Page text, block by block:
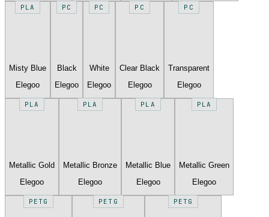
PLA
Misty Blue
Elegoo
PC
Black
Elegoo
PC
White
Elegoo
PC
Clear Black
Elegoo
PC
Transparent
Elegoo
PLA
Metallic Gold
Elegoo
PLA
Metallic Bronze
Elegoo
PLA
Metallic Blue
Elegoo
PLA
Metallic Green
Elegoo
PETG PETG PETG